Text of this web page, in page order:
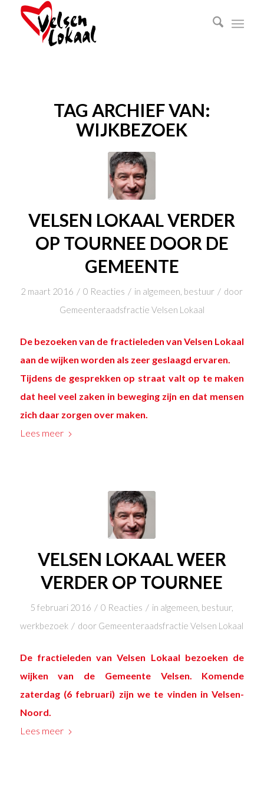
TAG ARCHIEF VAN:
WIJKBEZOEK
VELSEN LOKAAL VERDER
OP TOURNEE DOOR DE
GEMEENTE
2 maart 2016 / 0 Reacties / in algemeen, bestuur / door
Gemeenteraadsfractie Velsen Lokaal
De bezoeken van de fractieleden van Velsen Lokaal
aan de wijken worden als zeer geslaagd ervaren.
Tijdens de gesprekken op straat valt op te maken
dat heel veel zaken in beweging zijn en dat mensen
zich daar zorgen over maken.
Lees meer
VELSEN LOKAAL WEER
VERDER OP TOURNEE
5 februari 2016 / 0 Reacties / in algemeen, bestuur,
werkbezoek / door Gemeenteraadsfractie Velsen Lokaal
De fractieleden van Velsen Lokaal bezoeken de
wijken van de Gemeente Velsen. Komende
zaterdag (6 februari) zijn we te vinden in Velsen-
Noord.
Lees meer